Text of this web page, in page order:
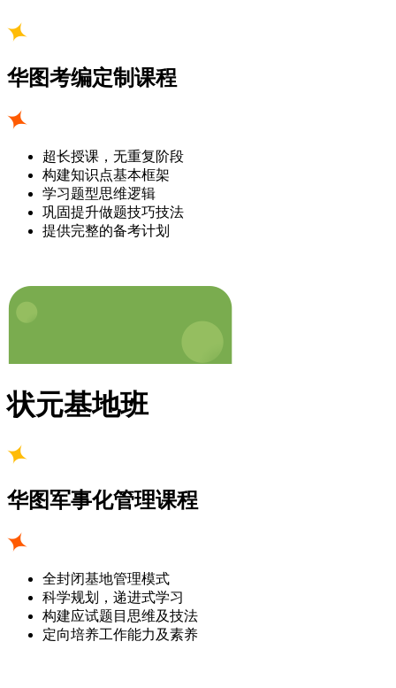
华图考编定制课程
超长授课，无重复阶段
构建知识点基本框架
学习题型思维逻辑
巩固提升做题技巧技法
提供完整的备考计划
状元基地班
华图军事化管理课程
全封闭基地管理模式
科学规划，递进式学习
构建应试题目思维及技法
定向培养工作能力及素养